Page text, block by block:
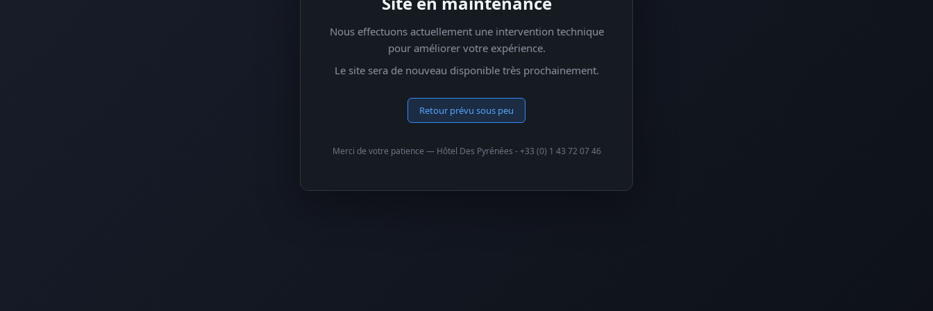
Nous effectuons actuellement une intervention technique
pour améliorer votre expérience.
Le site sera de nouveau disponible très prochainement.
Retour prévu sous peu
Merci de votre patience — Hôtel Des Pyrénées - +33 (0) 1 43 72 07 46